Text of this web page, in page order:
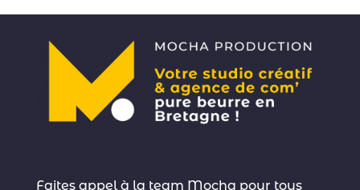
Faites appel à la team Mocha pour tous